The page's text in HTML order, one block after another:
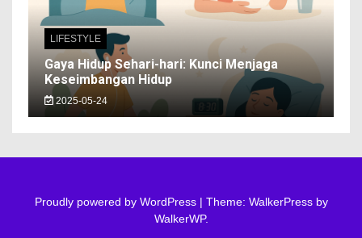
LIFESTYLE
Gaya Hidup Sehari-hari: Kunci Menjaga
Keseimbangan Hidup
2025-05-24
Proudly powered by WordPress | Theme: WalkerPress by
WalkerWP.